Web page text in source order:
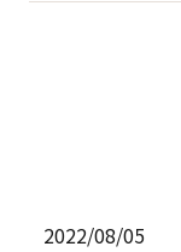
2022/08/05